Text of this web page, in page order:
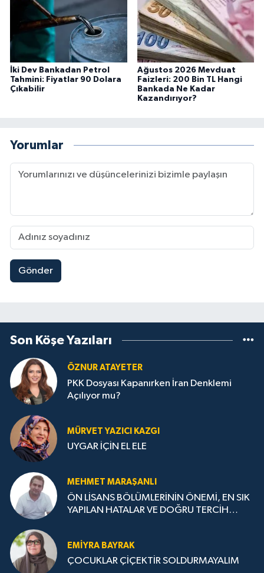
İki Dev Bankadan Petrol
Tahmini: Fiyatlar 90 Dolara
Çıkabilir
Ağustos 2026 Mevduat
Faizleri: 200 Bin TL Hangi
Bankada Ne Kadar
Kazandırıyor?
Yorumlar
Gönder
Son Köşe Yazıları
ÖZNUR ATAYETER
PKK Dosyası Kapanırken İran Denklemi
Açılıyor mu?
MÜRVET YAZICI KAZGI
UYGAR İÇİN EL ELE
MEHMET MARAŞANLI
ÖN LİSANS BÖLÜMLERİNİN ÖNEMİ, EN SIK
YAPILAN HATALAR VE DOĞRU TERCİH
EMIYRA BAYRAK
ÇOCUKLAR ÇİÇEKTİR SOLDURMAYALIM